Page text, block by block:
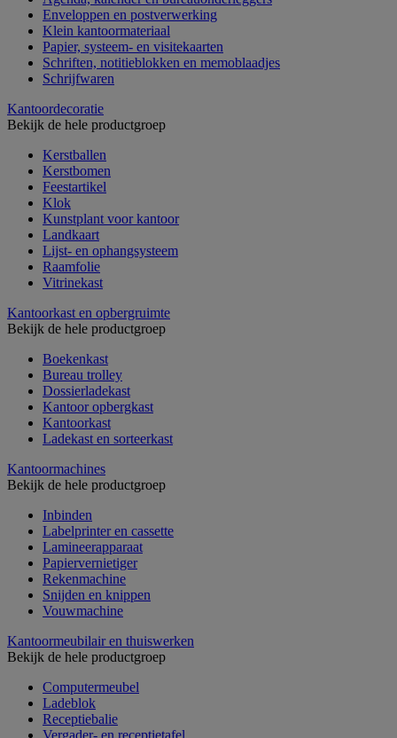
Enveloppen en postverwerking
Klein kantoormateriaal
Papier, systeem- en visitekaarten
Schriften, notitieblokken en memoblaadjes
Schrijfwaren
Kantoordecoratie
Bekijk de hele productgroep
Kerstballen
Kerstbomen
Feestartikel
Klok
Kunstplant voor kantoor
Landkaart
Lijst- en ophangsysteem
Raamfolie
Vitrinekast
Kantoorkast en opbergruimte
Bekijk de hele productgroep
Boekenkast
Bureau trolley
Dossierladekast
Kantoor opbergkast
Kantoorkast
Ladekast en sorteerkast
Kantoormachines
Bekijk de hele productgroep
Inbinden
Labelprinter en cassette
Lamineerapparaat
Papiervernietiger
Rekenmachine
Snijden en knippen
Vouwmachine
Kantoormeubilair en thuiswerken
Bekijk de hele productgroep
Computermeubel
Ladeblok
Receptiebalie
Vergader- en receptietafel